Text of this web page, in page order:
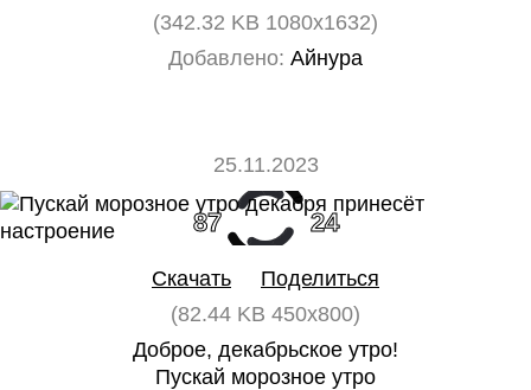
(342.32 KB 1080x1632)
Добавлено: Айнура
25.11.2023
87 24
Скачать
Поделиться
(82.44 KB 450x800)
Доброе, декабрьское утро!
Пускай морозное утро